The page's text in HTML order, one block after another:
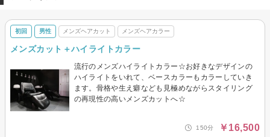
ヘッドスパ・頭皮ケア 炭酸ヘッドスパ
ヘアセット
眉カット・眉カラー・脱色(ブ
リーチ)
その他(ヘア)
メンズヘアカット メンズヘアカラー
メンズ眉カット・眉カラー・
脱色(ブリーチ)
初回 男性 メンズヘアカット メンズヘアカラー
メンズカット＋ハイライトカラー
流行のメンズハイライトカラー☆お好きなデザインの
ハイライトをいれて、ベースカラーもカラーしていき
ます。骨格や生え癖なども見極めながらスタイリング
の再現性の高いメンズカットへ☆
150分 ￥16,500